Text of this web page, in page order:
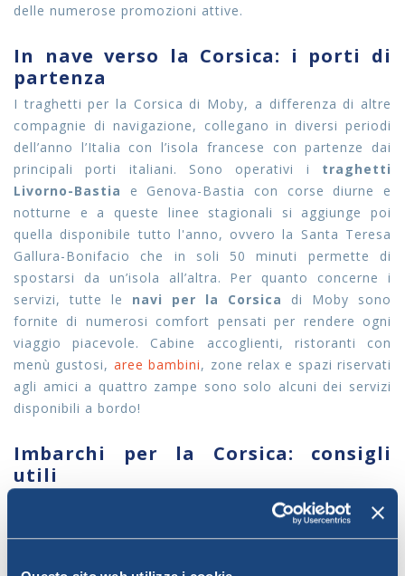
delle numerose promozioni attive.
In nave verso la Corsica: i porti di
partenza
I traghetti per la Corsica di Moby, a differenza di altre
compagnie di navigazione, collegano in diversi periodi
dell’anno l’Italia con l’isola francese con partenze dai
principali porti italiani. Sono operativi i traghetti
Livorno-Bastia
e Genova-Bastia con corse diurne e
notturne e a queste linee stagionali si aggiunge poi
quella disponibile tutto l'anno, ovvero la Santa Teresa
Gallura-Bonifacio che in soli 50 minuti permette di
spostarsi da un’isola all’altra. Per quanto concerne i
servizi, tutte le navi per la Corsica
di Moby sono
fornite di numerosi comfort pensati per rendere ogni
viaggio piacevole. Cabine accoglienti, ristoranti con
menù gustosi, aree bambini, zone relax e spazi riservati
agli amici a quattro zampe sono solo alcuni dei servizi
disponibili a bordo!
Imbarchi per la Corsica: consigli
utili
Prepararsi a partire significa innanzitutto informarsi
imbarchi per la
Corsica. E' importante non lasciare a casa idocumenti